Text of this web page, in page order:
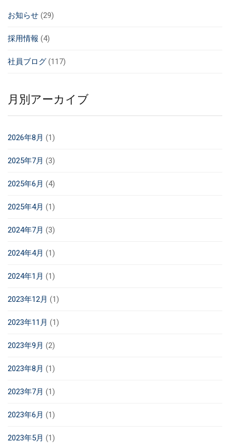
お知らせ (29)
採用情報 (4)
社員ブログ (117)
月別アーカイブ
2026年8月 (1)
2025年7月 (3)
2025年6月 (4)
2025年4月 (1)
2024年7月 (3)
2024年4月 (1)
2024年1月 (1)
2023年12月 (1)
2023年11月 (1)
2023年9月 (2)
2023年8月 (1)
2023年7月 (1)
2023年6月 (1)
2023年5月 (1)